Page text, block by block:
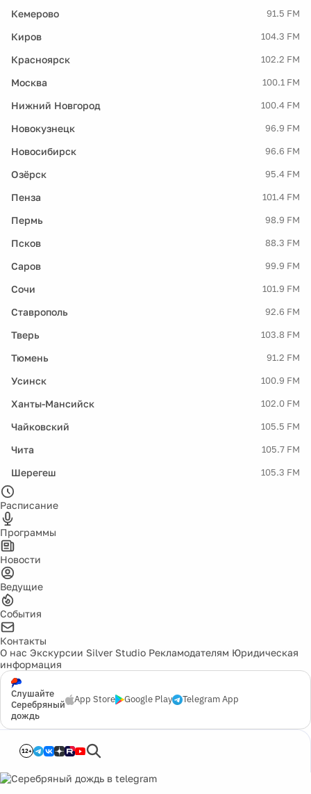
Кемерово 91.5 FM
Киров 104.3 FM
Красноярск 102.2 FM
Москва 100.1 FM
Нижний Новгород 100.4 FM
Новокузнецк 96.9 FM
Новосибирск 96.6 FM
Озёрск 95.4 FM
Пенза 101.4 FM
Пермь 98.9 FM
Псков 88.3 FM
Саров 99.9 FM
Сочи 101.9 FM
Ставрополь 92.6 FM
Тверь 103.8 FM
Тюмень 91.2 FM
Усинск 100.9 FM
Ханты-Мансийск 102.0 FM
Чайковский 105.5 FM
Чита 105.7 FM
Шерегеш 105.3 FM
Расписание
Программы
Новости
Ведущие
События
Контакты
О нас Экскурсии Silver Studio Рекламодателям Юридическая
информация
Слушайте
Серебряный
дождь
App Store Google Play Telegram App
12+